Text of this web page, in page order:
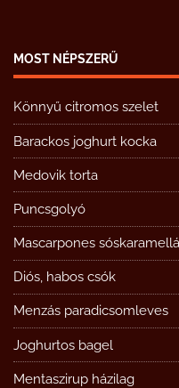
MOST NÉPSZERŰ
Könnyű citromos szelet
Barackos joghurt kocka
Medovik torta
Puncsgolyó
Mascarpones
Diós, habos csók
Menzás paradicsomleves
Joghurtos bagel
Mentaszirup házilag